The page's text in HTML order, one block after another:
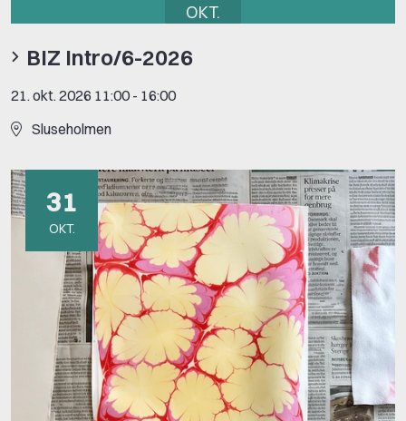
OKT.
BIZ Intro/6-2026
21. okt. 2026 11:00 - 16:00
Sluseholmen
31
OKT.